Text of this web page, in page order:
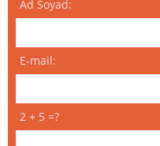
Ad Soyad:
E-mail:
2 + 5 =?